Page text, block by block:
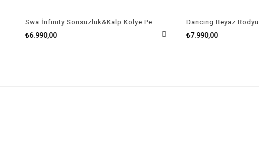
Swa İnfinity:Sonsuzluk&Kalp Kolye Pembe Altin Ve Rodyum Kaplama
₺6.990,00 ₺7.990,00